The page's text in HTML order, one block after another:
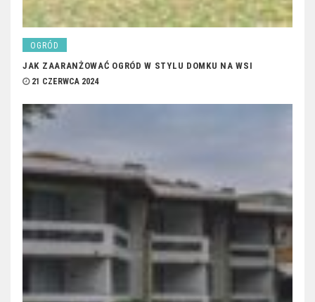
OGRÓD
JAK ZAARANŻOWAĆ OGRÓD W STYLU DOMKU NA WSI
21 CZERWCA 2024